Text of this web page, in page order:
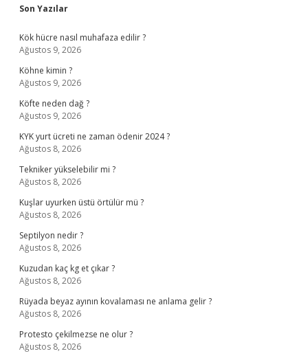
Sidebar
Son Yazılar
Kök hücre nasıl muhafaza edilir ?
Ağustos 9, 2026
Köhne kimin ?
Ağustos 9, 2026
Köfte neden dağ ?
Ağustos 9, 2026
KYK yurt ücreti ne zaman ödenir 2024 ?
Ağustos 8, 2026
Tekniker yükselebilir mi ?
Ağustos 8, 2026
Kuşlar uyurken üstü örtülür mü ?
Ağustos 8, 2026
Septilyon nedir ?
Ağustos 8, 2026
Kuzudan kaç kg et çıkar ?
Ağustos 8, 2026
Rüyada beyaz ayının kovalaması ne anlama gelir ?
Ağustos 8, 2026
Protesto çekilmezse ne olur ?
Ağustos 8, 2026